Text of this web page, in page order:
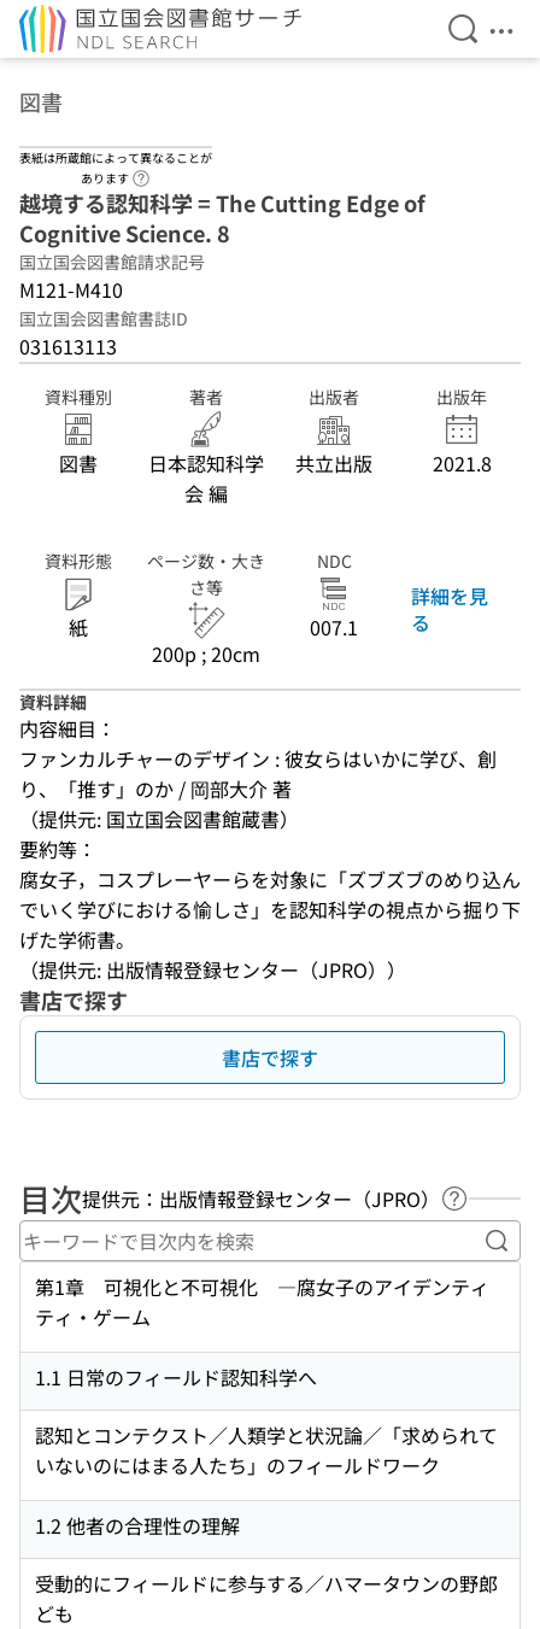
検索を
メ
図書
表紙は所蔵館によって異なることが
あります
越境する認知科学 = The Cutting Edge of
Cognitive Science. 8
国立国会図書館請求記号
M121-M410
国立国会図書館書誌ID
031613113
資料種別
図書
著者
日本認知科学
会 編
出版者
共立出版
出版年
2021.8
資料形態
紙
ページ数・大き
さ等
200p ; 20cm
NDC
007.1
詳細を見
る
資料詳細
内容細目：
ファンカルチャーのデザイン : 彼女らはいかに学び、創
り、「推す」のか / 岡部大介 著
（提供元: 国立国会図書館蔵書）
要約等：
腐女子，コスプレーヤーらを対象に「ズブズブのめり込ん
でいく学びにおける愉しさ」を認知科学の視点から掘り下
げた学術書。
（提供元: 出版情報登録センター（JPRO））
書店で探す
書店で探す
目次提供元：出版情報登録センター（JPRO）
ヘルプペ
キ
第1章 可視化と不可視化 ―腐女子のアイデンティ
ティ・ゲーム
1.1 日常のフィールド認知科学へ
認知とコンテクスト／人類学と状況論／「求められて
いないのにはまる人たち」のフィールドワーク
1.2 他者の合理性の理解
受動的にフィールドに参与する／ハマータウンの野郎
ども